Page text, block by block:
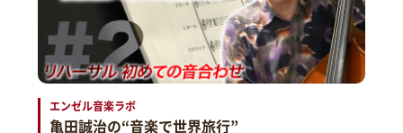
エンゼル音楽ラボ
亀田誠治の“音楽で世界旅行”